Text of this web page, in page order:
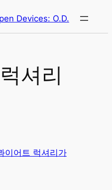
Devices: O.D.
셔리